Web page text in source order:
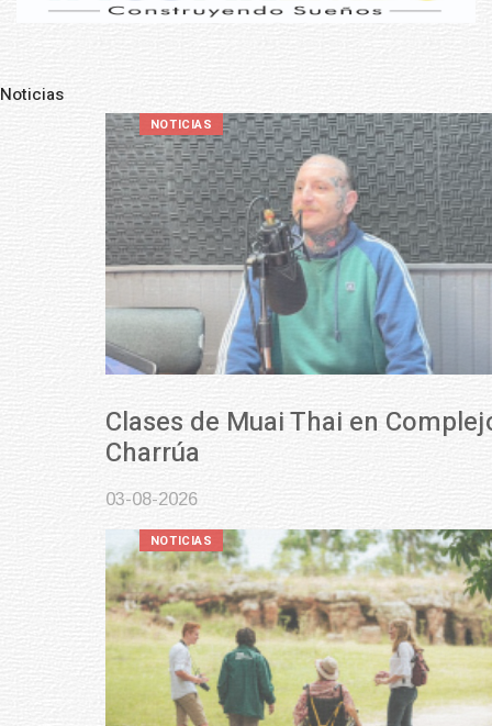
Noticias
Clases de Muai Thai en Complejo
Charrúa
03-08-2026
NOTICIAS
NOTICIAS